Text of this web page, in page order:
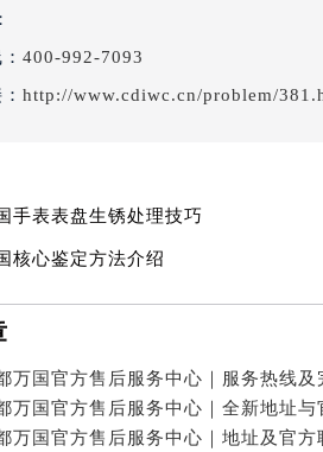
400-992-7093
http://www.cdiwc.cn/problem/
手表表盘生锈处理技巧
核心鉴定方法介绍